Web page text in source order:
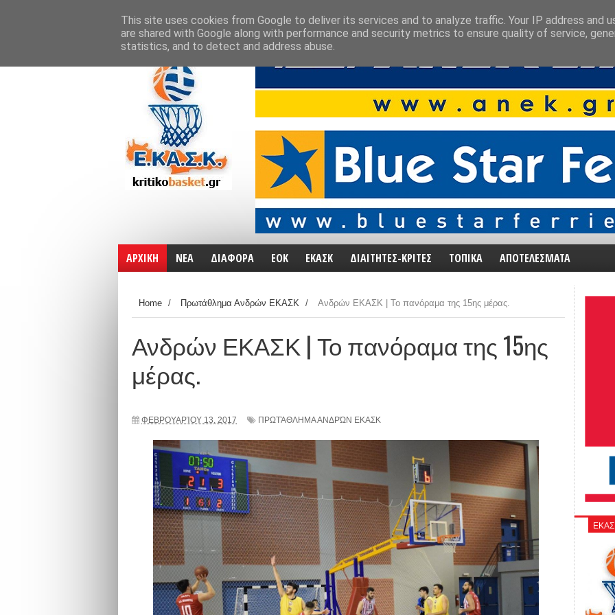
ΑΡΧΙΚΗ ΝΕΑ ΔΙΑΦΟΡΑ ΕΟΚ ΕΚΑΣΚ ΔΙΑΙΤΗΤΕΣ-ΚΡΙΤΕΣ ΤΟΠΙΚΑ ΑΠΟΤΕΛΕΣΜΑΤΑ
Home / Πρωτάθλημα Ανδρών ΕΚΑΣΚ / Ανδρών ΕΚΑΣΚ | Το πανόραμα της 15ης μέρας.
Ανδρών ΕΚΑΣΚ | Το πανόραμα της 15ης
μέρας.
ΦΕΒΡΟΥΑΡΊΟΥ 13, 2017 ΠΡΩΤΆΘΛΗΜΑ ΑΝΔΡΏΝ ΕΚΑΣΚ
This site uses cookies from Google to deliver its services and to analyze traffic. Your IP address and
are shared with Google along with performance and security metrics to ensure quality of service,
statistics, and to detect and address abuse.